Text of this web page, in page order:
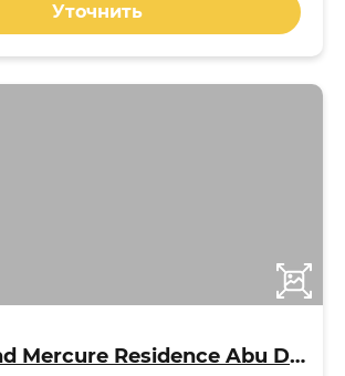
Уточнить
Majlis Grand Mercure Residence Abu Dhabi 5*